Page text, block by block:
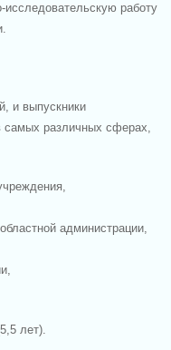
работу
и выпускники
самых различных сферах,
администрации,
лет).